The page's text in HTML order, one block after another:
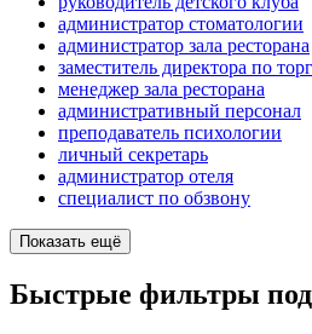
администратор стоматологии
администратор зала ресторана
заместитель директора по
менеджер зала ресторана
административный персонал
преподаватель психологии
личный секретарь
администратор отеля
специалист по обзвону
Показать ещё
Быстрые фильтры